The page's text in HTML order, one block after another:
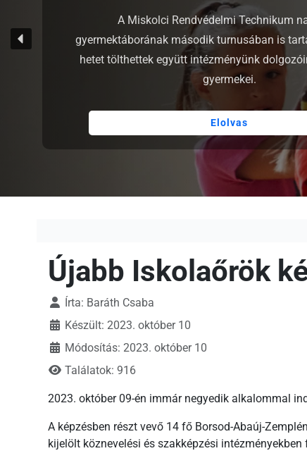
A Miskolci Rendvédelmi Technikum
gyermektáborának második turnusában is
hetet tölthettek együtt intézményünk
gyermekei.
Elolvas
Újabb Iskolaőrök
Írta: Baráth Csaba
Készült: 2023. október 10
Módosítás: 2023. október 10
Találatok: 916
2023. október 09-én immár negyedik alkalommal
A képzésben részt vevő 14 fő Borsod-Abaúj-
kijelölt köznevelési és szakképzési